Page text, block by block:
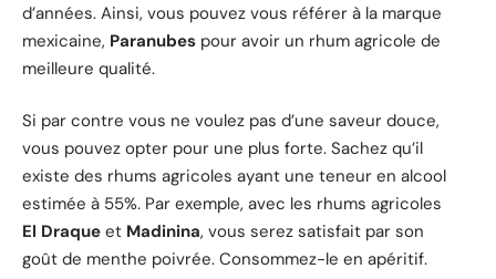
d’années. Ainsi, vous pouvez vous référer à la marque
mexicaine, Paranubes pour avoir un rhum agricole de
meilleure qualité.
Si par contre vous ne voulez pas d’une saveur douce,
vous pouvez opter pour une plus forte. Sachez qu’il
existe des rhums agricoles ayant une teneur en alcool
estimée à 55%. Par exemple, avec les rhums agricoles
El Draque et Madinina, vous serez satisfait par son
goût de menthe poivrée. Consommez-le en apéritif.